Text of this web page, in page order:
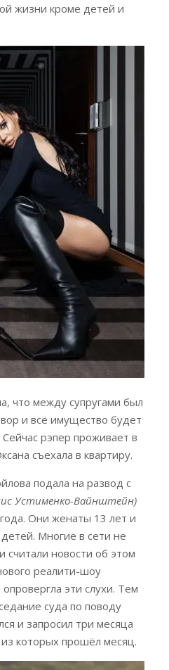
жизни кроме детей и
что между супругами был
и всё имущество будет
рэпер проживает в
съехала в квартиру.
подала на развод с
Устименко-Вайнштейн)
Они женаты 13 лет и
Многие в сети не
считали новости об этом
реалити-шоу
эти слухи. Тем
суда по поводу
и запросил три месяца
которых прошёл месяц.